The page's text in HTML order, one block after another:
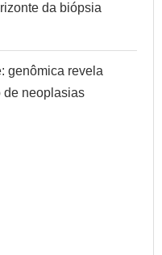
da biópsia
genômica revela
de neoplasias